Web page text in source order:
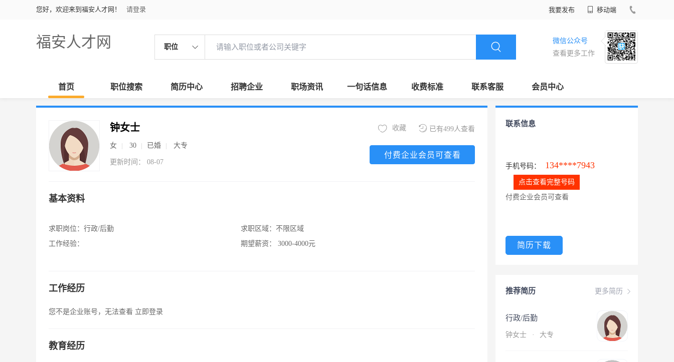
您好，欢迎来到福安人才网！ 请登录 我要发布 移动端
福安人才网 职位
微信公众号
查看更多工作
首页 职位搜索 简历中心 招聘企业 职场资讯 一句话信息 收费标准 联系客服 会员中心
钟女士
女 30 已婚 大专
更新时间： 08-07
已有499人查看
收藏
付费企业会员可查看
基本资料
求职岗位： 行政/后勤
工作经验：
求职区域： 不限区域
期望薪资：
3000-4000元
工作经历
您不是企业账号，无法查看 立即登录
教育经历
联系信息
手机号码： 134****7943
点击查看完整号码
付费企业会员可查看
简历下载
更多简历
推荐简历
行政/后勤
钟女士 · 大专